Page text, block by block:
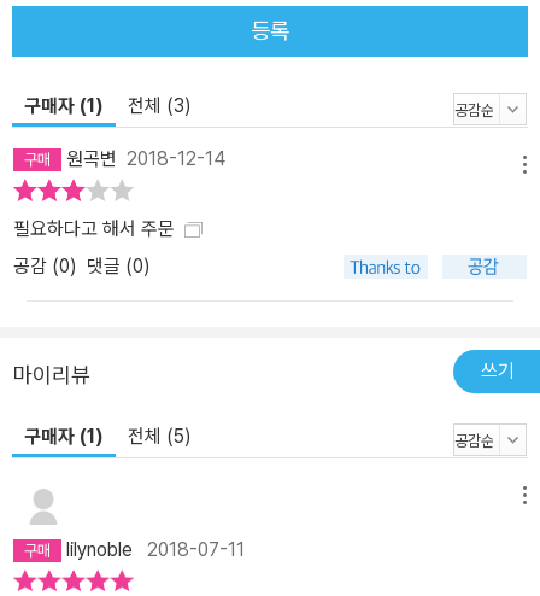
지난 10년 동안 임상을 통해 쌓아온 수많은 치유와 상담 성공 사례 가
운데 EFT의 효과를 제대로 보여주는 것들을 책에 담았다. 자세하고
도 효과적인 치유를 위한 힌트를 많이 얻을 수 있을 것이다. 세계에서
은 1980년 우연히 한 여성의 물 공포증을 치료하면서 EFT의 기본적
인 원리를 확인한다. 즉, 몸의 어떤 부위를 두드리거나 문지르면 통증
이나 두려움이 사라지는 현상을 발견한 것이다. 특정 부위의 경락을
두드리자 물 공포증을 유발하던 기억이 말끔히 해소되거나 사라지면
서 공포증도 함께 사라졌다. 캘러핸은 이를 체계화하여 TFT(Though
방법이 너무 복잡하여 전문가가 아닌 일반인들은 쉽게 따라가기가 어
려웠다. 게다가 치료비도 비쌌고, 그 방법을 배우는 데에도 많은 돈과
시간이 들어갔다. 그의 초기 수강생 가운데 하나였던 게리 크레이그
라는 목사가 14군데의 경락만을 두드려도 효과가 있다는 것을 밝혀
내어 보완, 간소화시킨 것이 EFT이다. 미국에서는 EFT 공식 매뉴얼
이 200만 부 이상 배포되었고, 30개 이상의 언어로 번역되었다. 미국
심리학회에 따르면 EFT는 불안증, 우울증, 외상 후 스트레스 장애 및
각종 공포증에 효과가 있음이 입증되었다. 저자는 창시자 게리 크레
등록
구매자 (1) 전체 (3)
원곡변 2018-12-14
필요하다고 해서 주문
공감 (0) 댓글 (0)
마이리뷰 쓰기
구매자 (1) 전체 (5)
lilynoble 2018-07-11